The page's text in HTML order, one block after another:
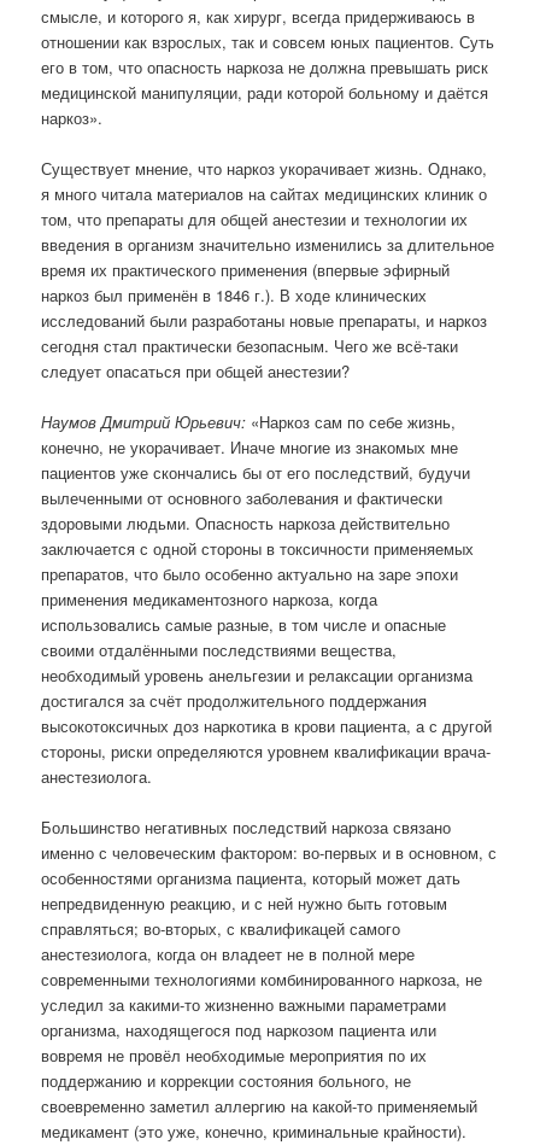
смысле, и которого я, как хирург, всегда придерживаюсь в
отношении как взрослых, так и совсем юных пациентов. Суть
его в том, что опасность наркоза не должна превышать риск
медицинской манипуляции, ради которой больному и даётся
наркоз».
Существует мнение, что наркоз укорачивает жизнь. Однако,
я много читала материалов на сайтах медицинских клиник о
том, что препараты для общей анестезии и технологии их
введения в организм значительно изменились за длительное
время их практического применения (впервые эфирный
наркоз был применён в 1846 г.). В ходе клинических
исследований были разработаны новые препараты, и наркоз
сегодня стал практически безопасным. Чего же всё-таки
следует опасаться при общей анестезии?
Наумов Дмитрий Юрьевич: «Наркоз сам по себе жизнь,
конечно, не укорачивает. Иначе многие из знакомых мне
пациентов уже скончались бы от его последствий, будучи
вылеченными от основного заболевания и фактически
здоровыми людьми. Опасность наркоза действительно
заключается с одной стороны в токсичности применяемых
препаратов, что было особенно актуально на заре эпохи
применения медикаментозного наркоза, когда
использовались самые разные, в том числе и опасные
своими отдалёнными последствиями вещества,
необходимый уровень анельгезии и релаксации организма
достигался за счёт продолжительного поддержания
высокотоксичных доз наркотика в крови пациента, а с другой
стороны, риски определяются уровнем квалификации врача-
анестезиолога.
Большинство негативных последствий наркоза связано
именно с человеческим фактором: во-первых и в основном, с
особенностями организма пациента, который может дать
непредвиденную реакцию, и с ней нужно быть готовым
справляться; во-вторых, с квалификацей самого
анестезиолога, когда он владеет не в полной мере
современными технологиями комбинированного наркоза, не
уследил за какими-то жизненно важными параметрами
организма, находящегося под наркозом пациента или
вовремя не провёл необходимые мероприятия по их
поддержанию и коррекции состояния больного, не
своевременно заметил аллергию на какой-то применяемый
медикамент (это уже, конечно, криминальные крайности).